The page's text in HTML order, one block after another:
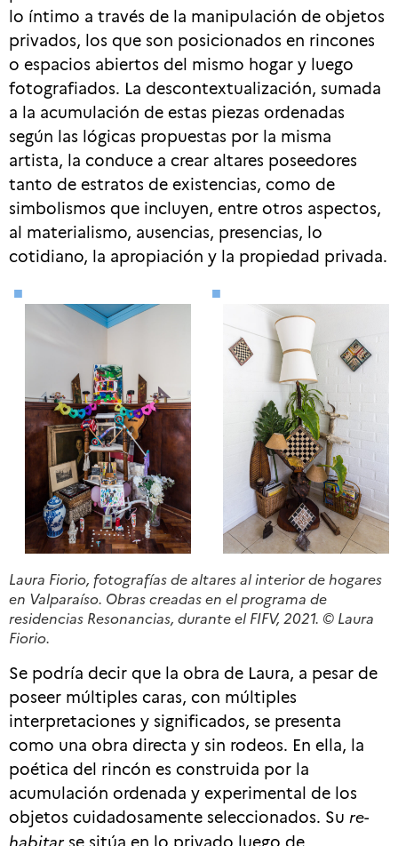
lo íntimo a través de la manipulación de objetos
privados, los que son posicionados en rincones
o espacios abiertos del mismo hogar y luego
fotografiados. La descontextualización, sumada
a la acumulación de estas piezas ordenadas
según las lógicas propuestas por la misma
artista, la conduce a crear altares poseedores
tanto de estratos de existencias, como de
simbolismos que incluyen, entre otros aspectos,
al materialismo, ausencias, presencias, lo
cotidiano, la apropiación y la propiedad privada.
Laura Fiorio, fotografías de altares al interior de hogares
en Valparaíso. Obras creadas en el programa de
residencias Resonancias, durante el FIFV, 2021. © Laura
Fiorio.
Se podría decir que la obra de Laura, a pesar de
poseer múltiples caras, con múltiples
interpretaciones y significados, se presenta
como una obra directa y sin rodeos. En ella, la
poética del rincón es construida por la
acumulación ordenada y experimental de los
objetos cuidadosamente seleccionados. Su re-
se sitúa en lo privado luego de